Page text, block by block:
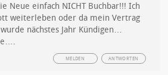
Neue einfach NICHT Buchbar!!! Ich
weiterleben oder da mein Vertrag
nächstes Jahr Kündigen…
ANTWORTEN
MELDEN